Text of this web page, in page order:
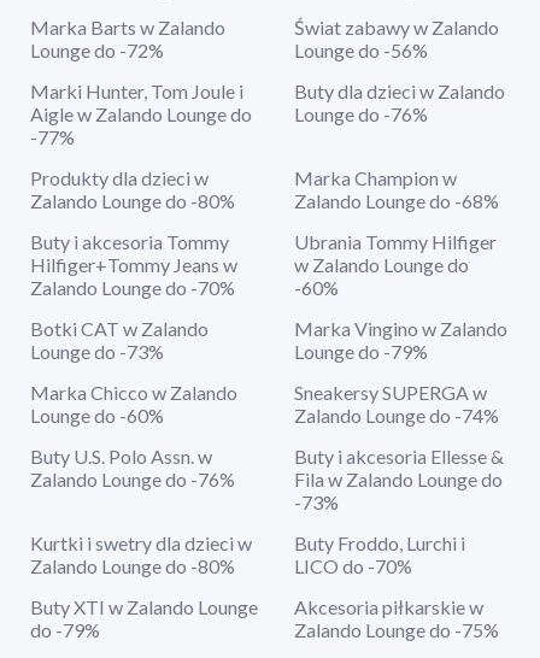
Marka Barts w Zalando
Lounge do -72%
Świat zabawy w Zalando
Lounge do -56%
Marki Hunter, Tom Joule i
Aigle w Zalando Lounge do
-77%
Buty dla dzieci w Zalando
Lounge do -76%
Produkty dla dzieci w
Zalando Lounge do -80%
Marka Champion w
Zalando Lounge do -68%
Buty i akcesoria Tommy
Hilfiger+Tommy Jeans w
Zalando Lounge do -70%
Ubrania Tommy Hilfiger
w Zalando Lounge do
-60%
Botki CAT w Zalando
Lounge do -73%
Marka Vingino w Zalando
Lounge do -79%
Marka Chicco w Zalando
Lounge do -60%
Sneakersy SUPERGA w
Zalando Lounge do -74%
Buty U.S. Polo Assn. w
Zalando Lounge do -76%
Buty i akcesoria Ellesse &
Fila w Zalando Lounge do
-73%
Kurtki i swetry dla dzieci w
Zalando Lounge do -80%
Buty Froddo, Lurchi i
LICO do -70%
Buty XTI w Zalando Lounge
do -79%
Akcesoria piłkarskie w
Zalando Lounge do -75%